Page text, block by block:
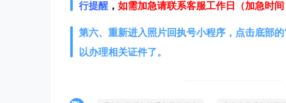
行提醒 ， 如需加急请联系客服工作日（加急时间
第六、重新进入照片回执号小程序，点击底部的
以办理相关证件了。